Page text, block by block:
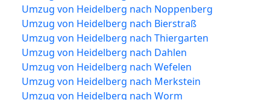
Umzug von Heidelberg nach Noppenberg
Umzug von Heidelberg nach Bierstraß
Umzug von Heidelberg nach Thiergarten
Umzug von Heidelberg nach Dahlen
Umzug von Heidelberg nach Wefelen
Umzug von Heidelberg nach Merkstein
Umzug von Heidelberg nach Worm